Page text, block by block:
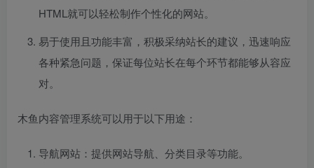
HTML就可以轻松制作个性化的网站。
易于使用且功能丰富，积极采纳站长的建议，迅速响应
各种紧急问题，保证每位站长在每个环节都能够从容应
对。
木鱼内容管理系统可以用于以下用途：
导航网站：提供网站导航、分类目录等功能。